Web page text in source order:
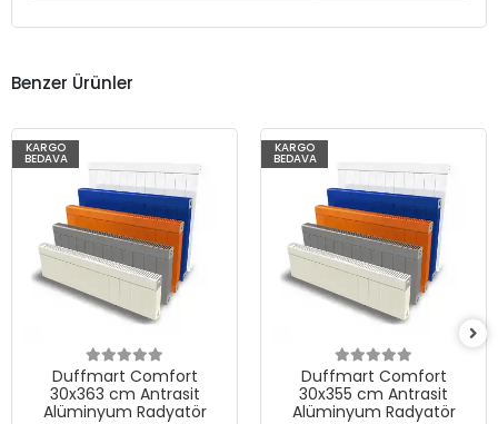
Benzer Ürünler
KARGO
BEDAVA
Duffmart Comfort
30x363 cm Antrasit
Alüminyum Radyatör
KARGO
BEDAVA
Duffmart Comfort
30x355 cm Antrasit
Alüminyum Radyatör